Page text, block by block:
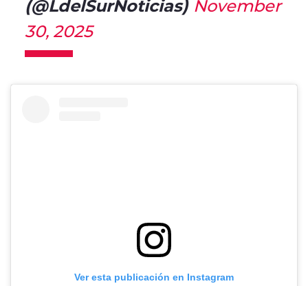
(@LdelSurNoticias) November
30, 2025
Ver esta publicación en Instagram